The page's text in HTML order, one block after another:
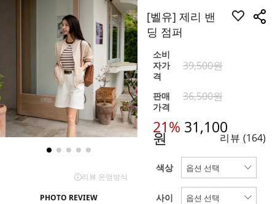
[벨유] 제리 밴
딩 점퍼
소비
자가
격
39,500원
판매
가격
36,500원
21% 31,100
원 리뷰 (164)
색상
사이